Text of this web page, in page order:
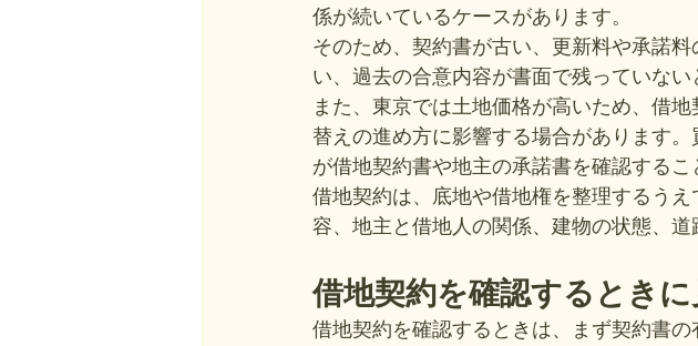
係が続いているケースがあります。
そのため、契約書が古い、更新料や承諾
い、過去の合意内容が書面で残っていない
また、東京では土地価格が高いため、借
替えの進め方に影響する場合があります
が借地契約書や地主の承諾書を確認するこ
借地契約は、底地や借地権を整理するう
容、地主と借地人の関係、建物の状態、
借地契約を確認するとき
借地契約を確認するときは、まず契約書